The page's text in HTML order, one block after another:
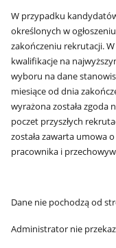
W przypadku
określonych w
zakończeniu rekrutacji.
kwalifikacje na
wyboru na dane
miesiące od dnia
wyrażona została zgoda
poczet przyszłych
została zawarta umowa
pracownika i
Dane nie pochodzą od
Administrator nie